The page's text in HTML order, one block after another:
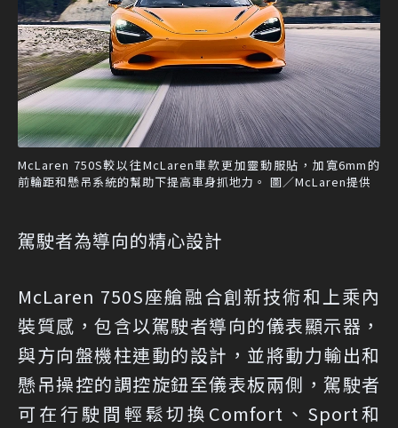
McLaren 750S較以往McLaren車款更加靈動服貼，加寬6mm的
前輪距和懸吊系統的幫助下提高車身抓地力。 圖／McLaren提供
駕駛者為導向的精心設計
McLaren 750S座艙融合創新技術和上乘內
裝質感，包含以駕駛者導向的儀表顯示器，
與方向盤機柱連動的設計，並將動力輸出和
懸吊操控的調控旋鈕至儀表板兩側，駕駛者
可在行駛間輕鬆切換Comfort、Sport和